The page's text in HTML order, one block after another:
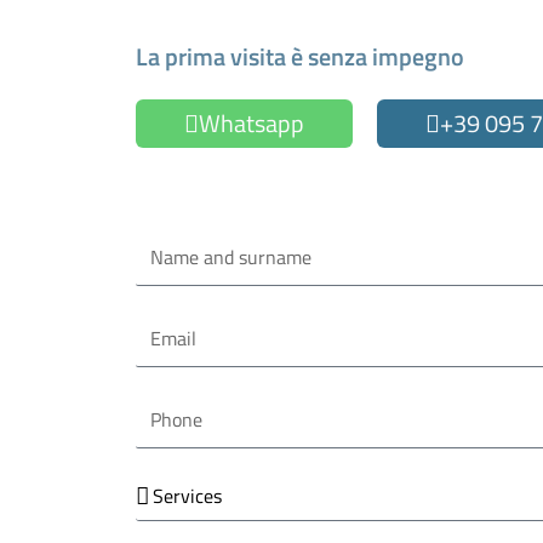
La prima visita è senza impegno
Whatsapp
+39 095
and
surname
Services